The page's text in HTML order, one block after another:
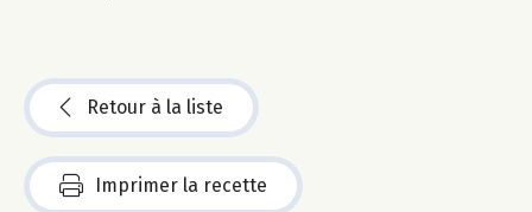
Retour à la liste
Imprimer la recette